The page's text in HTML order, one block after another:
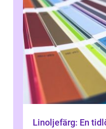
Linoljefärg: En